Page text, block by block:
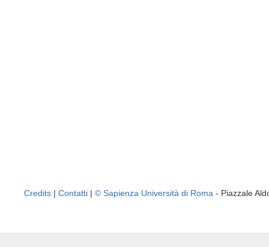
Credits | Contatti | © Sapienza Università di Roma - Piazzale